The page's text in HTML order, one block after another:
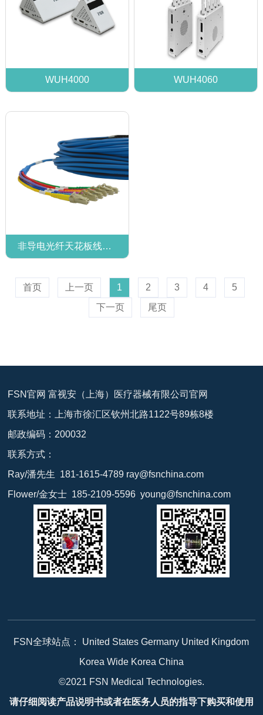
WUH4000 WUH4060
非导电光纤天花板线缆（OFNP）
首页 上一页 1 2 3 4
5
下一页
尾页
FSN官网 富视安（上海）医疗器械有限公司官网
联系地址：上海市徐汇区钦州北路1122号89栋8楼
邮政编码：200032
联系方式：
Ray/潘先生 181-1615-4789 ray@fsnchina.com
Flower/金女士 185-2109-5596 young@fsnchina.com
FSN全球站点： United States Germany United Kingdom
Korea Wide Korea China
©2021 FSN Medical Technologies.
请仔细阅读产品说明书或者在医务人员的指导下购买和使用